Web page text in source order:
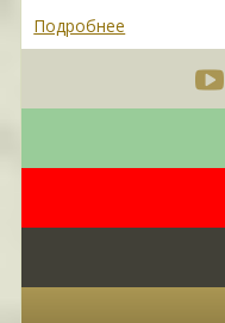
Подробнее